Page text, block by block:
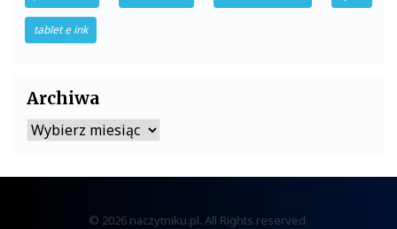
tablet e ink
Archiwa
Archiwa
© 2026 naczytniku.pl. All Rights reserved.